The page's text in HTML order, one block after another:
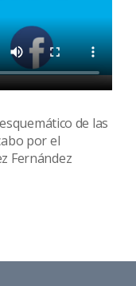
de las
por el
Fernández